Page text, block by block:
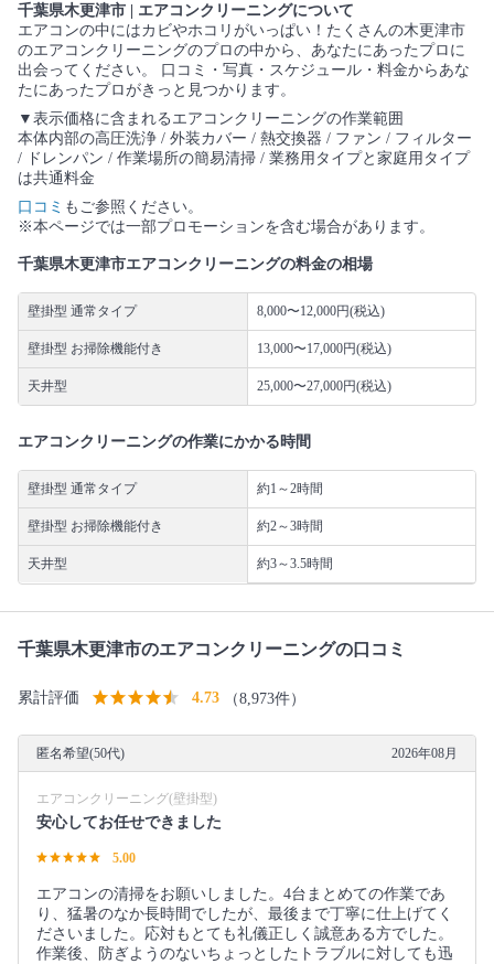
千葉県木更津市 | エアコンクリーニングについて
エアコンの中にはカビやホコリがいっぱい！たくさんの木更津市
のエアコンクリーニングのプロの中から、あなたにあったプロに
出会ってください。 口コミ・写真・スケジュール・料金からあな
たにあったプロがきっと見つかります。
▼表示価格に含まれるエアコンクリーニングの作業範囲
本体内部の高圧洗浄 / 外装カバー / 熱交換器 / ファン / フィルター
/ ドレンパン / 作業場所の簡易清掃 / 業務用タイプと家庭用タイプ
は共通料金
口コミ もご参照ください。
※本ページでは一部プロモーションを含む場合があります。
千葉県木更津市エアコンクリーニングの料金の相場
壁掛型 通常タイプ 8,000〜12,000円(税込)
壁掛型 お掃除機能付き 13,000〜17,000円(税込)
天井型 25,000〜27,000円(税込)
エアコンクリーニングの作業にかかる時間
壁掛型 通常タイプ 約1～2時間
壁掛型 お掃除機能付き 約2～3時間
天井型 約3～3.5時間
千葉県木更津市のエアコンクリーニングの口コミ
累計評価 4.73 （8,973件）
匿名希望(50代) 2026年08月
エアコンクリーニング(壁掛型)
安心してお任せできました
5.00
エアコンの清掃をお願いしました。4台まとめての作業であ
り、猛暑のなか長時間でしたが、最後まで丁寧に仕上げてく
ださいました。応対もとても礼儀正しく誠意ある方でした。
作業後、防ぎようのないちょっとしたトラブルに対しても迅